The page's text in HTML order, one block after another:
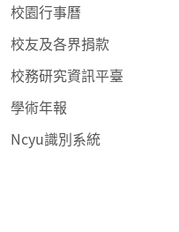
校園行事曆
校友及各界捐款
校務研究資訊平臺
學術年報
Ncyu識別系統